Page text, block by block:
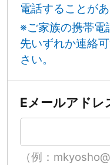
電話することがあ
※ご家族の携帯電
先いずれか連絡
さい。
Eメールアドレ
（例：